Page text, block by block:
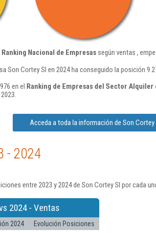
Ranking Nacional de Empresassegún ventas ,
Son Cortey Sl en 2024 ha conseguido la posición
en el Ranking de Empresas del Sector
Acceda a toda la información de Son Cortey
- 2024
entre 2023 y 2024 de Son Cortey Sl por cada
2024 - Ventas
2024
Evolución Posiciones